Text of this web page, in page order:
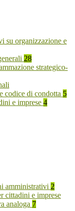
su organizzazione e
28
strategico-
codice di condotta 5
e imprese 4
amministrativi 2
cittadini e imprese
analoga 7